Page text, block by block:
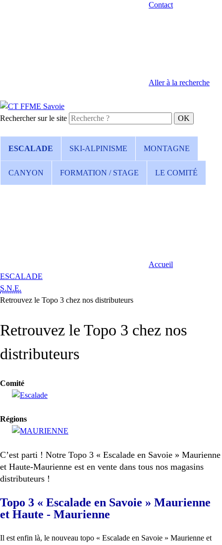
Contact
Aller à la recherche
Rechercher sur le site
ESCALADE SKI-ALPINISME MONTAGNE
CANYON FORMATION / STAGE LE COMITÉ
Accueil
ESCALADE
S.N.E.
Retrouvez le Topo 3 chez nos distributeurs
Retrouvez le Topo 3 chez nos
distributeurs
Comité
Régions
C’est parti ! Notre Topo 3 « Escalade en Savoie » Maurienne
et Haute-Maurienne est en vente dans tous nos magasins
distributeurs !
Topo 3 « Escalade en Savoie » Maurienne
et Haute - Maurienne
Il est enfin là, le nouveau topo « Escalade en Savoie » Maurienne et